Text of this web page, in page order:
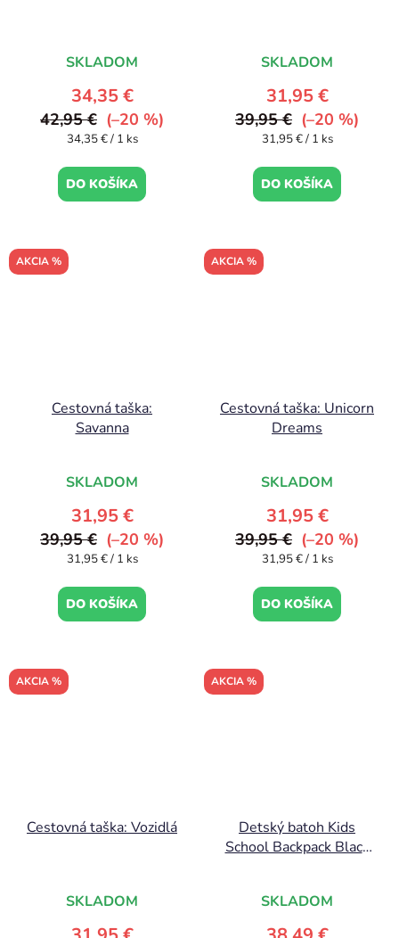
SKLADOM
34,35 €
42,95 € (–20 %)
Jednotková
34,35 € / 1 ks
DO KOŠÍKA
SKLADOM
31,95 €
39,95 € (–20 %)
Jednotková
31,95 € / 1 ks
DO KOŠÍKA
AKCIA %
Cestovná taška:
Savanna
SKLADOM
31,95 €
39,95 € (–20 %)
Jednotková
31,95 € / 1 ks
DO KOŠÍKA
AKCIA %
Cestovná taška: Unicorn
Dreams
SKLADOM
31,95 €
39,95 € (–20 %)
Jednotková
31,95 € / 1 ks
DO KOŠÍKA
AKCIA %
Cestovná taška: Vozidlá
SKLADOM
AKCIA %
Detský batoh Kids
School Backpack Black
SKLADOM